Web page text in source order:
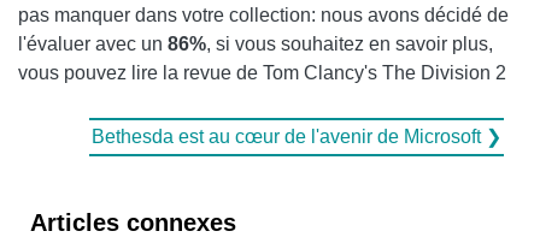
pas manquer dans votre collection: nous avons décidé de
l'évaluer avec un 86%, si vous souhaitez en savoir plus,
vous pouvez lire la revue de Tom Clancy's The Division 2
Bethesda est au cœur de l'avenir de Microsoft ❯
Articles connexes